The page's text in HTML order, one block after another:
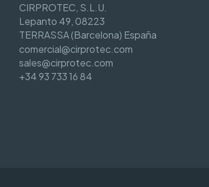
CIRPROTEC, S.L.U.
Lepanto 49, 08223
TERRASSA (Barcelona) España
comercial@cirprotec.com
sales@cirprotec.com
+34 93 733 16 84